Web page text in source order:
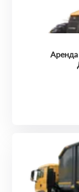
Аренда